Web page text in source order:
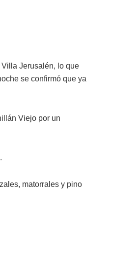
Jerusalén, lo que
se confirmó que ya
Viejo por un
matorrales y pino